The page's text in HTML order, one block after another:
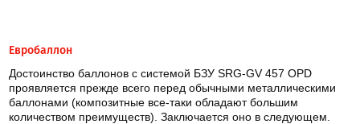
Евробаллон
Достоинство баллонов с системой БЗУ SRG-GV 457 OPD
проявляется прежде всего перед обычными металлическими
баллонами (композитные все-таки обладают большим
количеством преимуществ). Заключается оно в следующем.